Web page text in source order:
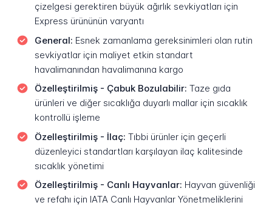
çizelgesi gerektiren büyük ağırlık sevkiyatları için
Express ürününün varyantı
General: Esnek zamanlama gereksinimleri olan rutin
sevkiyatlar için maliyet etkin standart
havalimanından havalimanına kargo
Özelleştirilmiş - Çabuk Bozulabilir: Taze gıda
ürünleri ve diğer sıcaklığa duyarlı mallar için sıcaklık
kontrollü işleme
Özelleştirilmiş - İlaç: Tıbbi ürünler için geçerli
düzenleyici standartları karşılayan ilaç kalitesinde
sıcaklık yönetimi
Özelleştirilmiş - Canlı Hayvanlar: Hayvan güvenliği
ve refahı için IATA Canlı Hayvanlar Yönetmeliklerini